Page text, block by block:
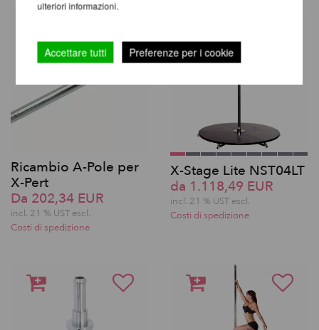
Ricambio A-Pole per
X-Pert
Da 202,34 EUR
incl. 21 % UST escl.
Costi di spedizione
X-Stage Lite NST04LT
da 1.118,49 EUR
incl. 21 % UST escl.
Costi di spedizione
ulteriori informazioni.
Accettare tutti Preferenze per i cookie